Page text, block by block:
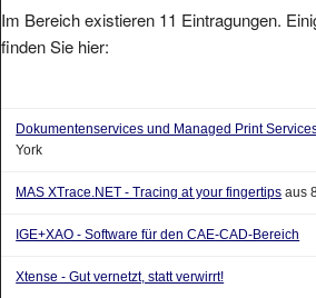
Im Bereich existieren 11 Eintragungen.
finden Sie hier:
Dokumentenservices und Managed Print
York
MAS XTrace.NET - Tracing at your fingertips aus
IGE+XAO - Software für den CAE-CAD-Bereich
Xtense - Gut vernetzt, statt verwirrt!